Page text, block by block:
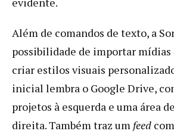
Além de comandos de texto, a
possibilidade de importar mídias
criar estilos visuais
inicial lembra o Google Drive,
projetos à esquerda e uma área
direita. Também traz um feed